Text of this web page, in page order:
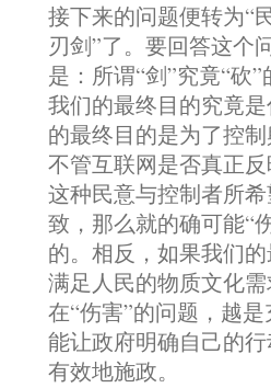
接下来的问题便转为“
刃剑”了。要回答这个
是：所谓“剑”究竟“砍
我们的最终目的究竟
的最终目的是为了控
不管互联网是否真正
这种民意与控制者所
致，那么就的确可能“
的。相反，如果我们
满足人民的物质文化
在“伤害”的问题，越
能让政府明确自己的
有效地施政。